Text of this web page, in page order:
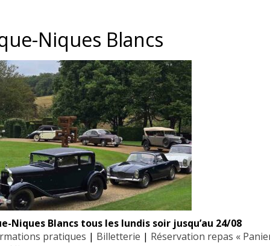
Les Jardins du Manoir d’Eyrignac
24590 Salignac-Eyvigues
Dordogne – Périgord
Téléphone : 05.53.28.99.71
Email : contact@eyrignac.com
ESPACE PRESSE
Dossier de presse
Communiqués de presse
Photothèque
Niques Blancs
Niques Blancs tous les lundis soir jusqu’au 24/08
pratiques | Billetterie | Réservation repas «